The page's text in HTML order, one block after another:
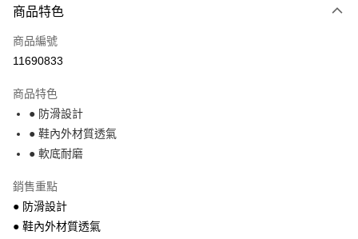
信用卡一次付款
超商取貨付款
街口支付
悠遊付
運送方式
全家付款取貨
每筆NT$68，滿NT$699(含以上)免運費
商品特色
商品編號
11690833
商品特色
● 防滑設計
● 鞋內外材質透氣
● 軟底耐磨
銷售重點
● 防滑設計
● 鞋內外材質透氣